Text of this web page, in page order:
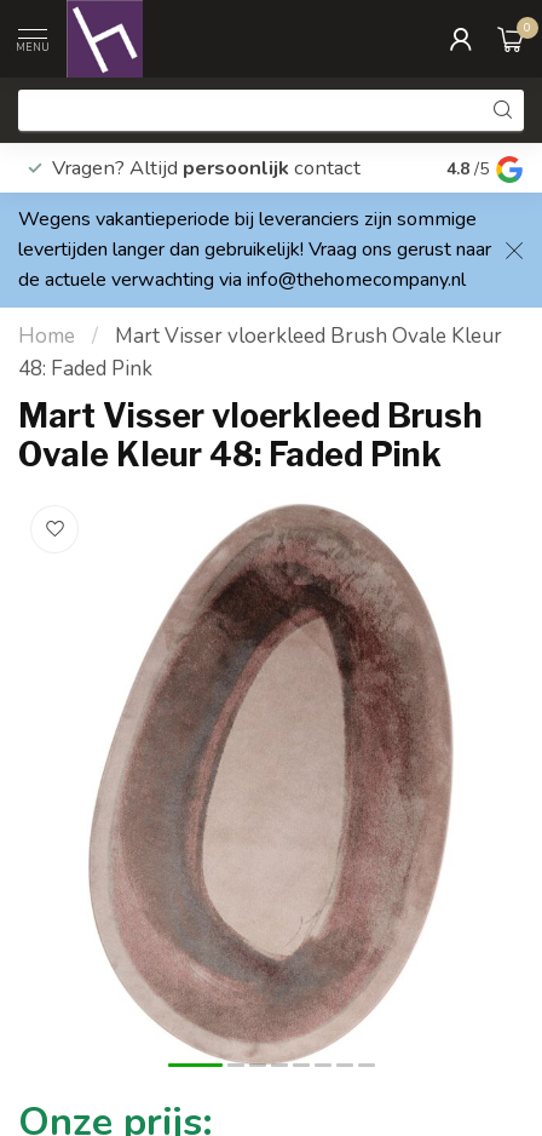
MENU
0
Vragen? Altijd persoonlijk contact Elke dag
4.8 /5
Wegens vakantieperiode bij leveranciers zijn sommige
levertijden langer dan gebruikelijk! Vraag ons gerust naar
de actuele verwachting via info@thehomecompany.nl
Home /
Mart Visser vloerkleed Brush Ovale Kleur
48: Faded Pink
Mart Visser vloerkleed Brush
Ovale Kleur 48: Faded Pink